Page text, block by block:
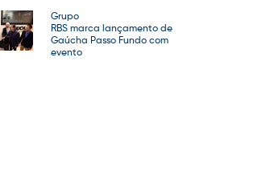
Grupo
RBS marca lançamento de
Gaúcha Passo Fundo com
evento